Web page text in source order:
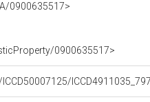
0900635517>
0900635517>